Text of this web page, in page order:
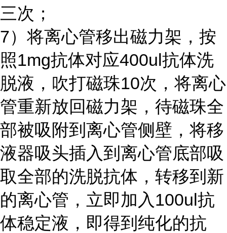
三次；
7）将离心管移出磁力架，按
照1mg抗体对应400ul抗体洗
脱液，吹打磁珠10次，将离心
管重新放回磁力架，待磁珠全
部被吸附到离心管侧壁，将移
液器吸头插入到离心管底部吸
取全部的洗脱抗体，转移到新
的离心管，立即加入 100ul抗
体稳定液，即得到纯化的抗